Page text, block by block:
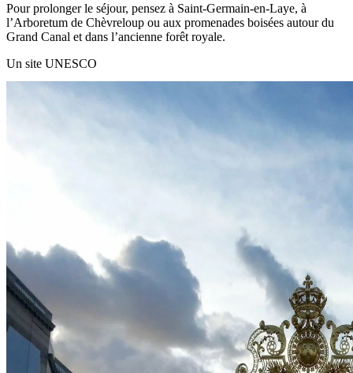
Pour prolonger le séjour, pensez à Saint‑Germain‑en‑Laye, à
l’Arboretum de Chèvreloup ou aux promenades boisées autour du
Grand Canal et dans l’ancienne forêt royale.
Un site UNESCO